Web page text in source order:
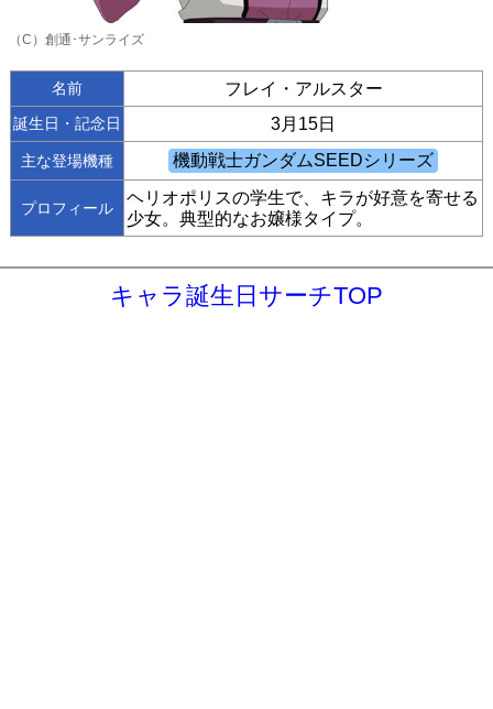
（C）創通･サンライズ
名前 フレイ・アルスター
誕生日・記念日 3月15日
主な登場機種
プロフィール
ヘリオポリスの学生で、キラが好意を寄せる
少女。典型的なお嬢様タイプ。
キャラ誕生日サーチTOP